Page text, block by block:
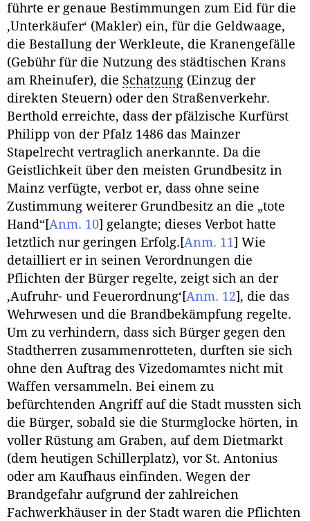
führte er genaue Bestimmungen zum Eid für die
‚Unterkäufer‘ (Makler) ein, für die Geldwaage,
die Bestallung der Werkleute, die Kranengefälle
(Gebühr für die Nutzung des städtischen Krans
am Rheinufer), die Schatzung (Einzug der
direkten Steuern) oder den Straßenverkehr.
Berthold erreichte, dass der pfälzische Kurfürst
Philipp von der Pfalz 1486 das Mainzer
Stapelrecht vertraglich anerkannte. Da die
Geistlichkeit über den meisten Grundbesitz in
Mainz verfügte, verbot er, dass ohne seine
Zustimmung weiterer Grundbesitz an die „tote
Hand“[Anm. 10] gelangte; dieses Verbot hatte
letztlich nur geringen Erfolg. [Anm. 11] Wie
detailliert er in seinen Verordnungen die
Pflichten der Bürger regelte, zeigt sich an der
‚Aufruhr- und Feuerordnung‘ [Anm. 12] , die das
Wehrwesen und die Brandbekämpfung regelte.
Um zu verhindern, dass sich Bürger gegen den
Stadtherren zusammenrotteten, durften sie sich
ohne den Auftrag des Vizedomamtes nicht mit
Waffen versammeln. Bei einem zu
befürchtenden Angriff auf die Stadt mussten sich
die Bürger, sobald sie die Sturmglocke hörten, in
voller Rüstung am Graben, auf dem Dietmarkt
(dem heutigen Schillerplatz), vor St. Antonius
oder am Kaufhaus einfinden. Wegen der
Brandgefahr aufgrund der zahlreichen
Fachwerkhäuser in der Stadt waren die Pflichten